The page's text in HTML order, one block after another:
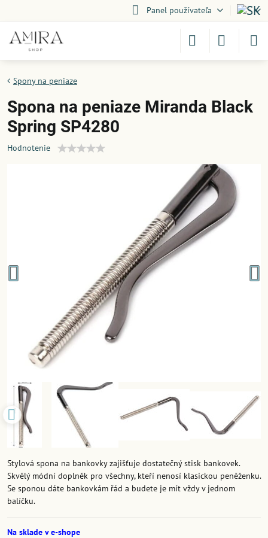
Panel používateľa
Spony na peniaze
Spona na peniaze Miranda Black
Spring SP4280
Hodnotenie
Stylová spona na bankovky zajišťuje dostatečný stisk bankovek.
Skvělý módní doplněk pro všechny, kteří nenosí klasickou peněženku.
Se sponou dáte bankovkám řád a budete je mít vždy v jednom
balíčku.
Na sklade v e-shope